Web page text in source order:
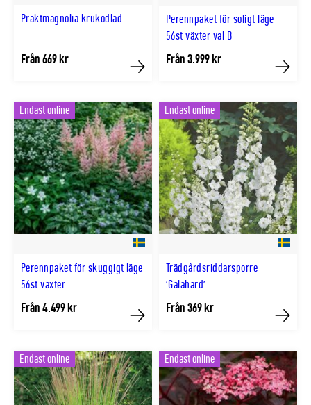
Praktmagnolia krukodlad
Från 669 kr
Köp
Perennpaket för soligt läge
56st växter val B
Från 3.999 kr
Köp
Perennpaket för skuggigt läge
56st växter
Endast online
Från 4.499 kr
Köp
Trädgårdsriddarsporre
'Galahard'
Endast online
Från 369 kr
Köp
Endast online Endast online